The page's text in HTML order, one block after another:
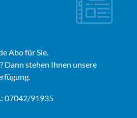
Abo für Sie.
Dann stehen Ihnen unsere
07042/91935